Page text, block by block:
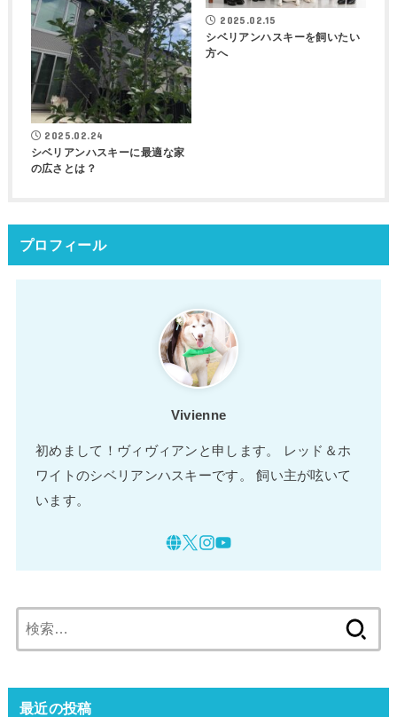
2025.02.24
シベリアンハスキーに最適な家
の広さとは？
2025.02.15
シベリアンハスキーを飼いたい
方へ
プロフィール
Vivienne
初めまして！ヴィヴィアンと申します。 レッド＆ホ
ワイトのシベリアンハスキーです。 飼い主が呟いて
います。
索:
最近の投稿